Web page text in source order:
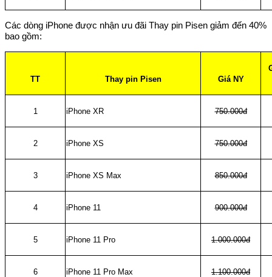
Các dòng iPhone được nhận ưu đãi Thay pin Pisen giảm đến 40%
bao gồm:
TT Thay pin Pisen Giá NY
1 iPhone XR 750.000đ
2 iPhone XS 750.000đ
3 iPhone XS Max 850.000đ
4 iPhone 11 900.000đ
5 iPhone 11 Pro 1.000.000đ
6 iPhone 11 Pro Max 1.100.000đ